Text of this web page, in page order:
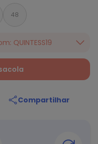
48
QUINTESS19
usando o cupom:
até 07/08/2026.
Compartilhar